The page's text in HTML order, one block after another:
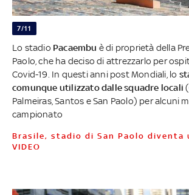
7/11
Lo stadio Pacaembu è di proprietà della
Paolo, che ha deciso di attrezzarlo per
Covid-19. In questi anni post Mondiali, lo
comunque utilizzato dalle squadre locali
Palmeiras, Santos e San Paolo) per alcuni
campionato
Brasile, stadio di San Paolo diventa un ospedale.
VIDEO